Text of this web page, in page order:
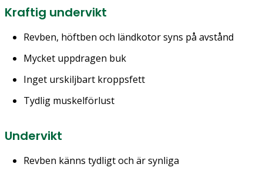
Kraftig undervikt
Revben, höftben och ländkotor syns på avstånd
Mycket uppdragen buk
Inget urskiljbart kroppsfett
Tydlig muskelförlust
Undervikt
Revben känns tydligt och är synliga